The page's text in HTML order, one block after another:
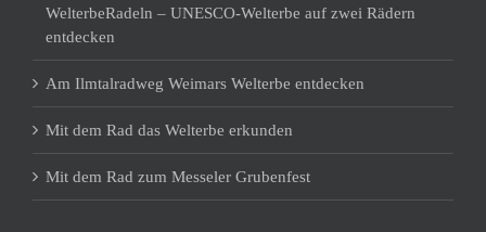
WelterbeRadeln – UNESCO-Welterbe auf zwei Rädern
entdecken
Am Ilmtalradweg Weimars Welterbe entdecken
Mit dem Rad das Welterbe erkunden
Mit dem Rad zum Messeler Grubenfest